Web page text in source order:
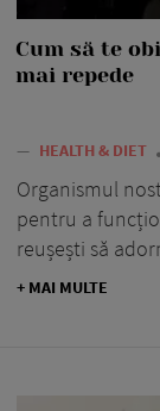
Cum să te
mai repede
— HEALTH & DIET
Organismul
pentru a
reușești să
+ MAI MULTE